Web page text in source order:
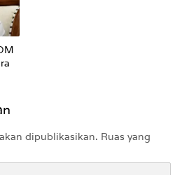
dipublikasikan. Ruas yang